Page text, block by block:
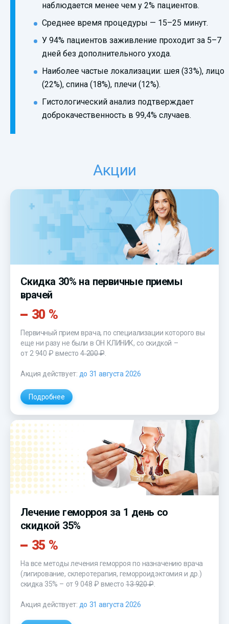
наблюдается менее чем у 2% пациентов.
Среднее время процедуры — 15–25 минут.
У 94% пациентов заживление проходит за 5–7
дней без дополнительного ухода.
Наиболее частые локализации: шея (33%), лицо
(22%), спина (18%), плечи (12%).
Гистологический анализ подтверждает
доброкачественность в 99,4% случаев.
Акции
Скидка 30% на первичные приемы
врачей
30 %
Первичный прием врача, по специализации которого вы
еще ни разу не были в ОН КЛИНИК, со скидкой –
от 2 940 ₽ вместо4 200 ₽.
Акция действует: до 31 августа 2026
Подробнее
Лечение геморроя за 1 день со
скидкой 35%
35 %
На все методы лечения геморроя по назначению врача
(лигирование, склеротерапия, геморроидэктомия и др.)
скидка 35% – от 9 048 ₽ вместо 13 920 ₽.
Акция действует: до 31 августа 2026